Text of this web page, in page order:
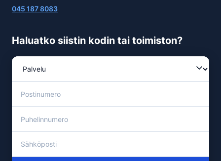
045 187 8083
Haluatko siistin kodin tai toimiston?